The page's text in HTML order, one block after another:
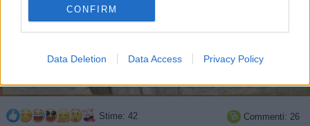
CONFIRM
Data Deletion Data Access Privacy Policy
Stime: 42  Commenti: 26